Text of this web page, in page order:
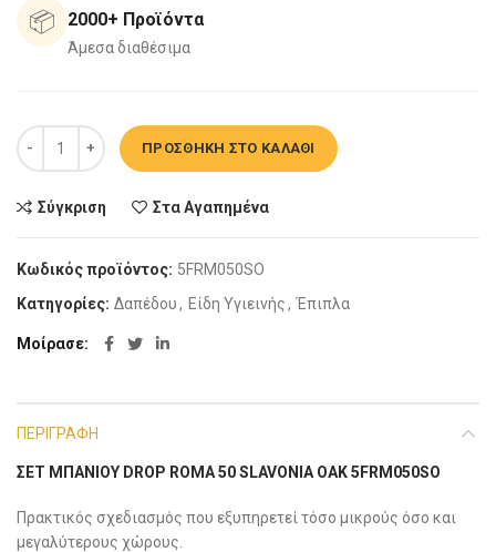
📦 2000+ Προϊόντα
Άμεσα διαθέσιμα
Σετ Μπάνιου Drop Roma 50 Slavonia Oak ποσότητα
ΠΡΟΣΘΉΚΗ ΣΤΟ ΚΑΛΆΘΙ
Σύγκριση Στα Αγαπημένα
Κωδικός προϊόντος: 5FRM050SO
Κατηγορίες: Δαπέδου, Είδη Υγιεινής, Έπιπλα
Μοίρασε
ΠΕΡΙΓΡΑΦΉ
ΣΕΤ ΜΠΆΝΙΟΥ DROP ROMA 50 SLAVONIA OAK 5FRM050SO
Πρακτικός σχεδιασμός που εξυπηρετεί τόσο μικρούς όσο και
μεγαλύτερους χώρους.